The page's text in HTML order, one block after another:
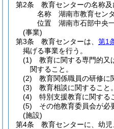
第2条
教育センターの名称及
名称 湖南市教育セン
位置 湖南市石部中央
(事業)
第3条
教育センターは、 第1
掲げる事業を行う。
(1)
教育に関する専門的又
関すること。
(2)
教育関係職員の研修に
(3)
教育相談に関すること。
(4)
特別支援教育に関する
(5)
その他教育委員会が必
(施設)
第4条
教育センターに、幼